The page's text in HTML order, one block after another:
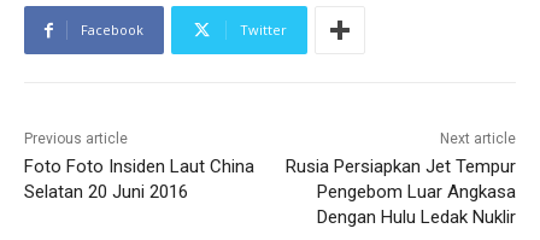
Facebook Twitter
Previous article
Foto Foto Insiden Laut China
Selatan 20 Juni 2016
Next article
Rusia Persiapkan Jet Tempur
Pengebom Luar Angkasa
Dengan Hulu Ledak Nuklir